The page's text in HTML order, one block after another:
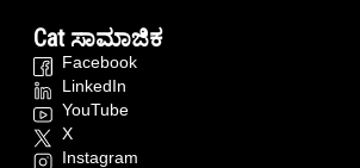
Cat ಸಾಮಾಜಿಕ
Facebook
LinkedIn
YouTube
X
Instagram